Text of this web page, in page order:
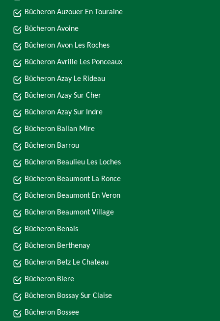
Bûcheron Auzouer En Touraine
Bûcheron Avoine
Bûcheron Avon Les Roches
Bûcheron Avrille Les Ponceaux
Bûcheron Azay Le Rideau
Bûcheron Azay Sur Cher
Bûcheron Azay Sur Indre
Bûcheron Ballan Mire
Bûcheron Barrou
Bûcheron Beaulieu Les Loches
Bûcheron Beaumont La Ronce
Bûcheron Beaumont En Veron
Bûcheron Beaumont Village
Bûcheron Benais
Bûcheron Berthenay
Bûcheron Betz Le Chateau
Bûcheron Blere
Bûcheron Bossay Sur Claise
Bûcheron Bossee